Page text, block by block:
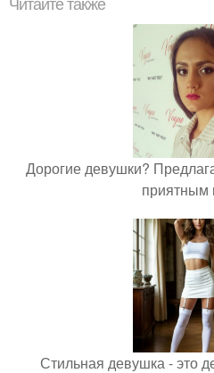
Читайте также
Дорогие девушки?
приятным
Стильная девушка - это